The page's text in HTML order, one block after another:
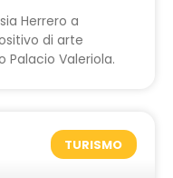
Herrero a
di arte
Valeriola.
TURISMO